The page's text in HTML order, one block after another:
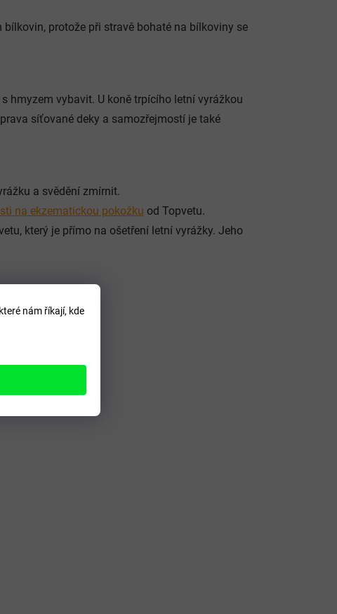
nám říkají, kde
protože při stravě bohaté na bílkoviny se
hmyzem vybavit. U koně trpícího letní vyrážkou
síťované deky a samozřejmostí je také
a svědění zmírnit.
na ekzematickou pokožku od Topvetu.
který je přímo na ošetření letní vyrážky. Jeho